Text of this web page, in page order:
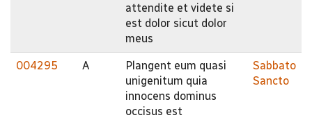
attendite et videte si
est dolor sicut dolor
meus
004295 A
Plangent eum quasi
unigenitum quia
innocens dominus
occisus est
Sabbato
Sancto